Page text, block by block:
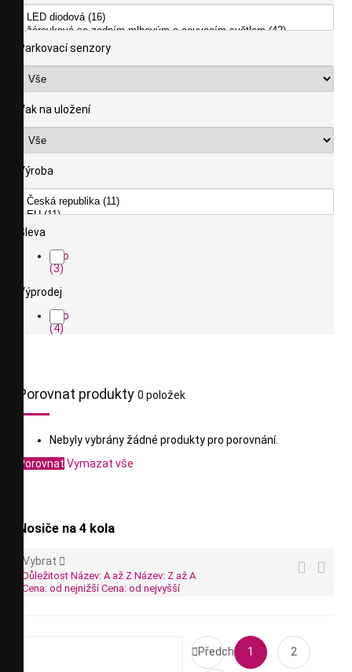
Parkovací senzory
Vak na uložení
Výroba
Sleva
Ano
(3)
Výprodej
Ano
(4)
Porovnat produkty 0 položek
Nebyly vybrány žádné produkty pro porovnání.
Porovnat Vymazat vše
Nosiče na 4 kola
 
Vybrat 
Důležitost Název: A až Z Název: Z až A
Cena: od nejnižšíCena: od nejvyšší
Předchozí1 2